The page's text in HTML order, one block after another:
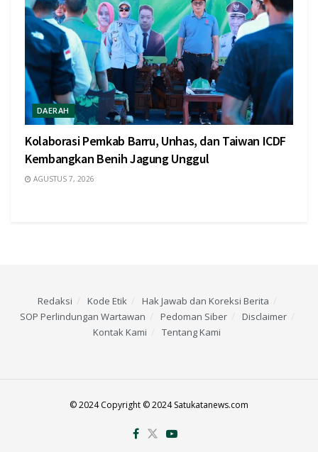
DAERAH
Kolaborasi Pemkab Barru, Unhas, dan Taiwan ICDF
Kembangkan Benih Jagung Unggul
AGUSTUS 7, 2026
Redaksi Kode Etik
Hak Jawab dan Koreksi Berita
SOP Perlindungan Wartawan
Pedoman Siber
Disclaimer
Kontak Kami
Tentang Kami
© 2024 Copyright © 2024 Satukatanews.com